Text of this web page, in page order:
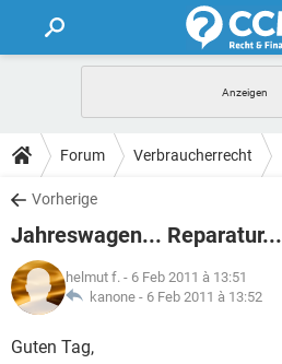
FORUM
TIPPS
Forum Verbraucherrecht
Vorherige
Jahreswagen... Reparatur...
helmut f. - 6 Feb 2011 à 13:51
kanone - 6 Feb 2011 à 13:52
Guten Tag,